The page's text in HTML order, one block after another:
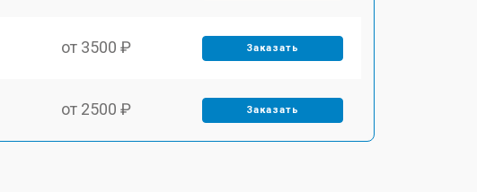
от 3500 ₽ Заказать
от 2500 ₽ Заказать